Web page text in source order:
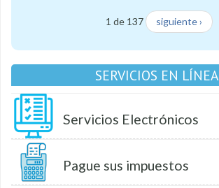
1 de 137 siguiente ›
SERVICIOS EN LÍNEA
Servicios Electrónicos
Pague sus impuestos